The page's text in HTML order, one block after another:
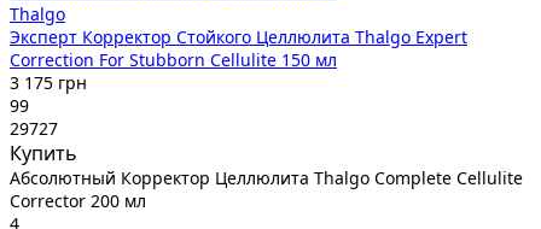
Thalgo
Эксперт Корректор Стойкого Целлюлита Thalgo Expert
Correction For Stubborn Cellulite 150 мл
3 175 грн
99
29727
Купить
Абсолютный Корректор Целлюлита Thalgo Complete Cellulite
Corrector 200 мл
4